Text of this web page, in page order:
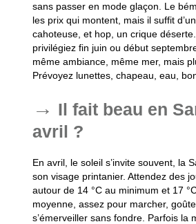
sans passer en mode glaçon. Le
les prix qui montent, mais il suffit
cahoteuse, et hop, un crique
privilégiez fin juin ou début
même ambiance, même mer, mais
Prévoyez lunettes, chapeau, eau,
Il fait beau en
avril ?
En avril, le soleil s’invite souvent, la
son visage printanier. Attendez des
autour de 14 °C au minimum et 17
moyenne, assez pour marcher,
s’émerveiller sans fondre. Parfois la